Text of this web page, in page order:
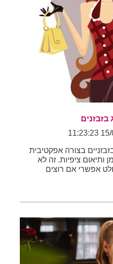
בזבזנים
בצורה אפקטיבית
ותיאום ציפיות. זה לא
אפשרי אם רוצים